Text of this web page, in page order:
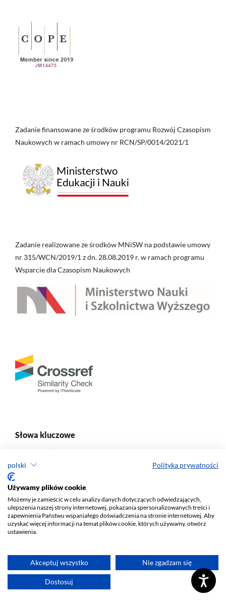
polski Polityka prywatności
Używamy plików cookie
Możemy je zamieścić w celu analizy danych dotyczących odwiedzających,
ulepszenia naszej strony internetowej, pokazania spersonalizowanych treści i
zapewnienia Państwu wspaniałego doświadczenia na stronie internetowej. Aby
uzyskać więcej informacji na temat plików cookie, których używamy, otwórz
ustawienia.
Akceptuj wszystko Nie zgadzam się
Dostosuj
Zadanie finansowane ze środków programu Rozwój Czasopism
Naukowych w ramach umowy nr RCN/SP/0014/2021/1
Zadanie realizowane ze środków MNiSW na podstawie umowy
nr 315/WCN/2019/1 z dn. 28.08.2019 r. w ramach programu
Wsparcie dla Czasopism Naukowych
Słowa kluczowe
konserwatyzm
dyskurs publiczny retoryka
media
narracja praca społeczna
męskość kobiecość
gender
transgender
polskie media
polityka historyczna
socjologia w polsce
interpretacja metaforasocjologia translacji
emocje